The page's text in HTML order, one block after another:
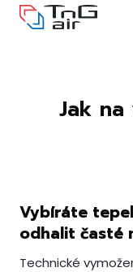
Jak
Vybíráte
odhalit časté
Technické